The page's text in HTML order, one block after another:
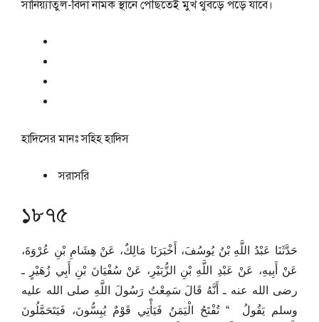
সানিয়্যাতুল-বিদা নামক স্থানে পৌঁছতেই মুখ থুবড়ে পড়ে যাবে।
হাদিসের মানঃসহিহ হাদিস
সরাসরি
১৮৭৫
حَدَّثَنَا عَبْدُ اللَّهِ بْنُ يُوسُفَ، أَخْبَرَنَا مَالِكٌ، عَنْ هِشَامِ بْنِ عُرْوَةَ،
عَنْ أَبِيهِ، عَنْ عَبْدِ اللَّهِ بْنِ الزُّبَيْرِ، عَنْ سُفْيَانَ بْنِ أَبِي زُهَيْرٍ ـ
رضى الله عنه ـ أَنَّهُ قَالَ سَمِعْتُ رَسُولَ اللَّهِ صلى الله عليه
وسلم يَقُولُ ‏ “‏ تُفْتَحُ الْيَمَنُ فَيَأْتِي قَوْمٌ يُبِسُّونَ، فَيَتَحَمَّلُونَ